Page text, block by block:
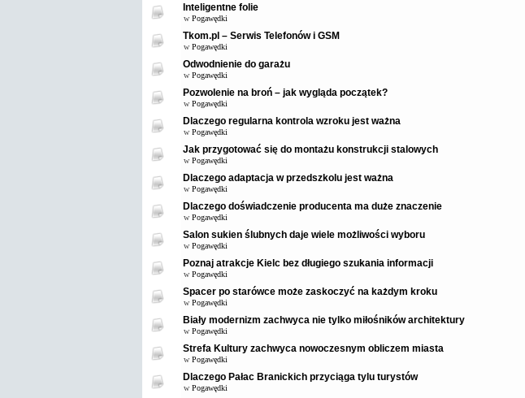
Inteligentne folie
w Pogawędki
Tkom.pl – Serwis Telefonów i GSM
w Pogawędki
Odwodnienie do garażu
w Pogawędki
Pozwolenie na broń – jak wygląda początek?
w Pogawędki
Dlaczego regularna kontrola wzroku jest ważna
w Pogawędki
Jak przygotować się do montażu konstrukcji stalowych
w Pogawędki
Dlaczego adaptacja w przedszkolu jest ważna
w Pogawędki
Dlaczego doświadczenie producenta ma duże znaczenie
w Pogawędki
Salon sukien ślubnych daje wiele możliwości wyboru
w Pogawędki
Poznaj atrakcje Kielc bez długiego szukania informacji
w Pogawędki
Spacer po starówce może zaskoczyć na każdym kroku
w Pogawędki
Biały modernizm zachwyca nie tylko miłośników architektury
w Pogawędki
Strefa Kultury zachwyca nowoczesnym obliczem miasta
w Pogawędki
Dlaczego Pałac Branickich przyciąga tylu turystów
w Pogawędki